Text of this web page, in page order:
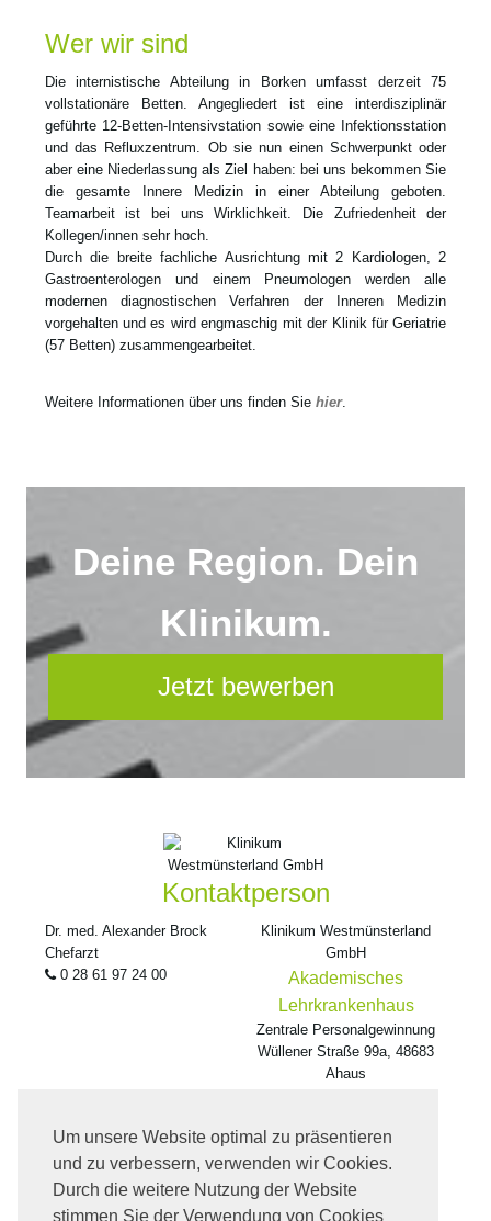
Um unsere Website optimal zu präsentieren
und zu verbessern, verwenden wir Cookies.
Durch die weitere Nutzung der Website
stimmen Sie der Verwendung von Cookies
Wer wir sind
Die internistische Abteilung in Borken umfasst derzeit 75
vollstationäre Betten. Angegliedert ist eine interdisziplinär
geführte 12-Betten-Intensivstation sowie eine Infektionsstation
und das Refluxzentrum. Ob sie nun einen Schwerpunkt oder
aber eine Niederlassung als Ziel haben: bei uns bekommen Sie
die gesamte Innere Medizin in einer Abteilung geboten.
Teamarbeit ist bei uns Wirklichkeit. Die Zufriedenheit der
Kollegen/innen sehr hoch.
Durch die breite fachliche Ausrichtung mit 2 Kardiologen, 2
Gastroenterologen und einem Pneumologen werden alle
modernen diagnostischen Verfahren der Inneren Medizin
vorgehalten und es wird engmaschig mit der Klinik für Geriatrie
(57 Betten) zusammengearbeitet.
Weitere Informationen über uns finden Sie hier.
Deine Region. Dein
Klinikum.
Jetzt bewerben
Kontaktperson
Dr. med. Alexander Brock
Chefarzt
0 28 61 97 24 00
Klinikum Westmünsterland
GmbH
Akademisches
Lehrkrankenhaus
Zentrale Personalgewinnung
Wüllener Straße 99a, 48683
Ahaus